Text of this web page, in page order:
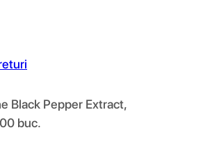
Black Pepper Extract,
buc.